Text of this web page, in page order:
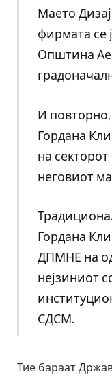
Маето
фирмата се
Општина
И повторно,
Гордана
на
неговиот
Гордана
ДПМНЕ на
нејзиниот
СДСМ.
Тие бараат